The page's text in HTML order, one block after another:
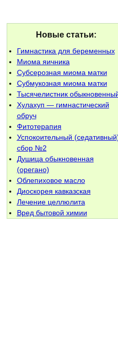
Новые статьи:
Гимнастика для беременных
Миома яичника
Субсерозная миома матки
Субмукозная миома матки
Тысячелистник
Хулахуп — гимнастический
обруч
Фитотерапия
Успокоительный
сбор №2
Душица обыкновенная
(орегано)
Облепиховое масло
Диоскорея кавказская
Лечение целлюлита
Вред бытовой химии